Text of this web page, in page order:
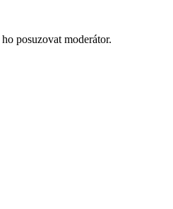
posuzovat moderátor.